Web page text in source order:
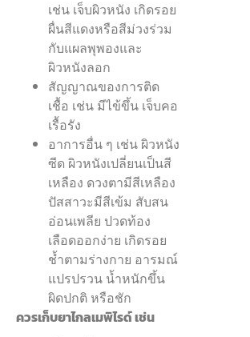
เช่น เจ็บผิวหนัง เกิดรอย
ผื่นสีแดงหรือสีม่วงร่วม
กับแผลพุพองและ
ผิวหนังลอก
สัญญาณของการติด
เชื้อ เช่น มีไข้ขึ้น เจ็บคอ
เรื้อรัง
อาการอื่น ๆ เช่น ผิวหนัง
ซีด ผิวหนังเปลี่ยนเป็นสี
เหลือง ดวงตามีสีเหลือง
ปัสสาวะมีสีเข้ม สับสน
อ่อนเพลีย ปวดท้อง
เลือดออกง่าย เกิดรอย
ช้ำตามร่างกาย อารมณ์
แปรปรวน น้ำหนักขึ้น
ผิดปกติ หรือชัก
ควรเก็บยาไกลเมพิไรด์ เช่น